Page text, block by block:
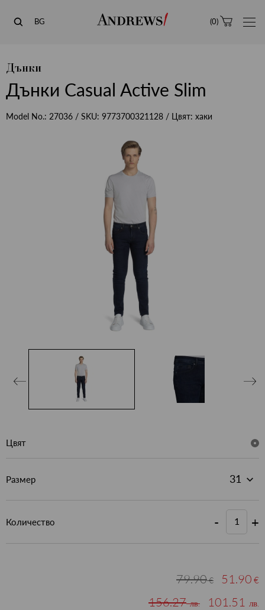
Andrews
BG (0)
Дънки
Дънки Casual Active Slim
Model No.: 27036 / SKU: 9773700321128 / Цвят: хаки
Цвят
Размер
Количество - +
79.90€ 51.90 €
156.27лв. 101.51 лв.